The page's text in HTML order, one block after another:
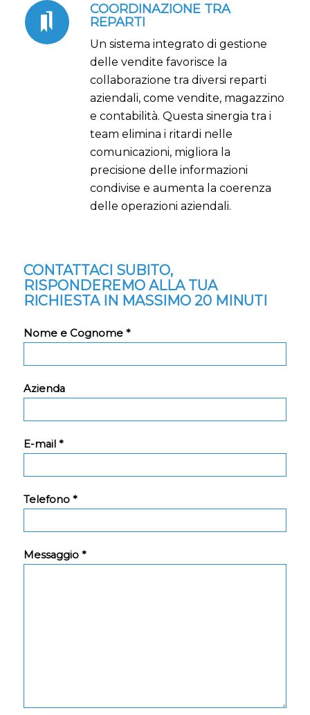
COORDINAZIONE TRA
REPARTI
Un sistema integrato di gestione
delle vendite favorisce la
collaborazione tra diversi reparti
aziendali, come vendite, magazzino
e contabilità. Questa sinergia tra i
team elimina i ritardi nelle
comunicazioni, migliora la
precisione delle informazioni
condivise e aumenta la coerenza
delle operazioni aziendali.
CONTATTACI SUBITO,
RISPONDEREMO ALLA TUA
RICHIESTA IN MASSIMO 20 MINUTI
Nome e Cognome *
Azienda
E-mail *
Telefono *
Messaggio *